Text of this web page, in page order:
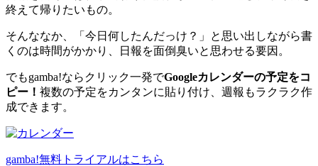
終えて帰りたいもの。
そんななか、「今日何したんだっけ？」と思い出しながら書
くのは時間がかかり、日報を面倒臭いと思わせる要因。
でもgamba!ならクリック一発でGoogleカレンダーの予定をコ
ピー！ 複数の予定をカンタンに貼り付け、週報もラクラク作
成できます。
gamba!無料トライアルはこちら